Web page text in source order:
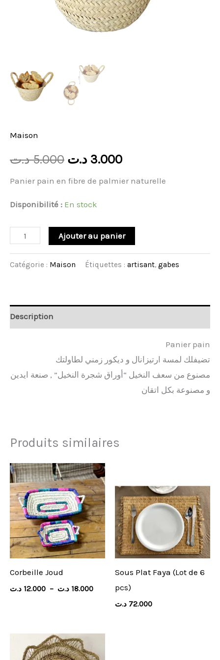
Maison
5.000 د.ت 3.000 د.ت
Panier pain en fibre de palmier naturelle
Disponibilité : En stock
Ajouter au panier
Catégorie : Maison Étiquettes : artisant, gabes
Description
Panier pain
تضيفلك لمسة ارتيزانال و ديكور زمني لطاولتك
مصنوع من سعف النخيل “أوراق شجرة النخيل” , صنعة ايدين
و مصنوعة بكل اتقان
Produits similaires
Corbeille Joud
12.000 د.ت – 18.000 د.ت
Plage
de
prix :
12.000 د.ت
à
18.000 د.ت
Sous Plat Faya (Lot de 6
pcs)
72.000 د.ت
prix :